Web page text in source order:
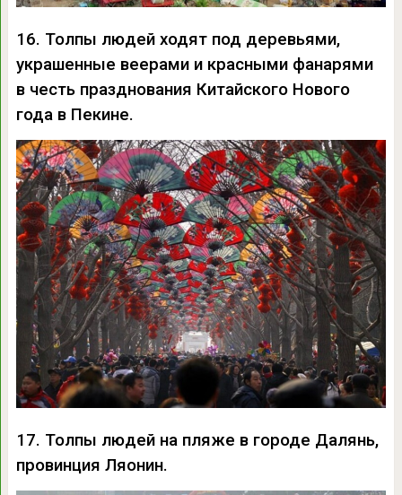
16. Толпы людей ходят под деревьями,
украшенные веерами и красными фанарями
в честь празднования Китайского Нового
года в Пекине.
17. Толпы людей на пляже в городе Далянь,
провинция Ляонин.